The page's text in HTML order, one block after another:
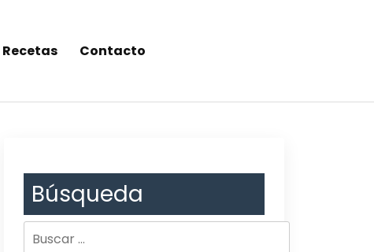
Recetas Contacto
Búsqueda